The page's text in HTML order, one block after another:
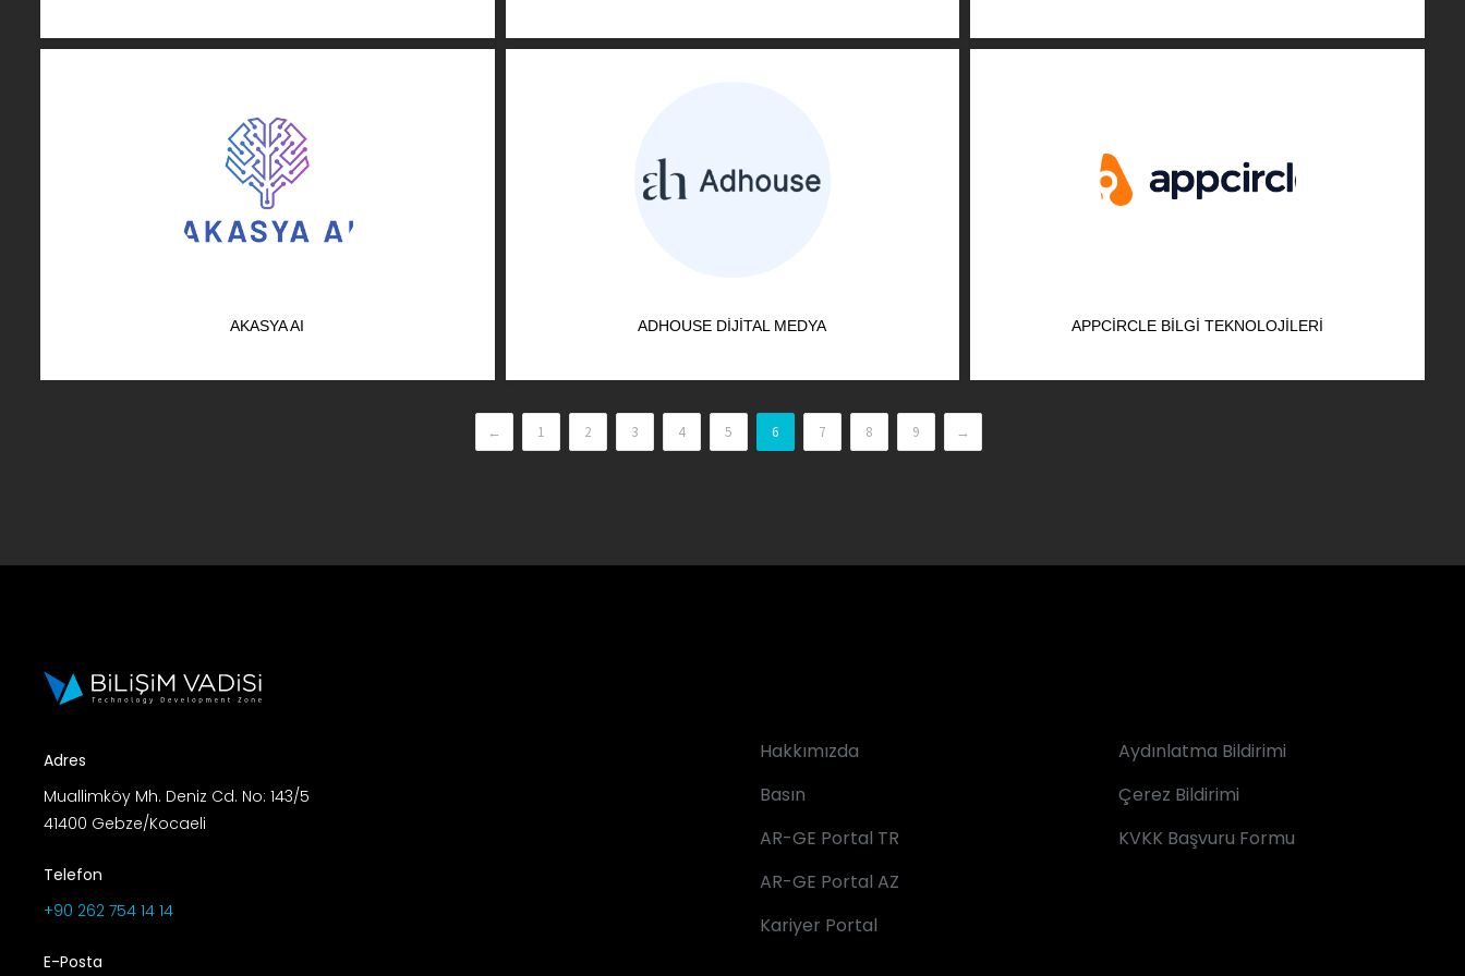
AKASYA AI ADHOUSE DIJITAL MEDYA APPCIRCLE BILGI TEKNOLOJILERI
← 1 2 3 4 5 6 7 8 9 →
Adres
Muallimköy Mh. Deniz Cd. No: 143/5
41400 Gebze/Kocaeli
Telefon
+90 262 754 14 14
E-Posta
Hakkımızda
Basın
AR-GE Portal TR
AR-GE Portal AZ
Kariyer Portal
Aydınlatma Bildirimi
Çerez Bildirimi
KVKK Başvuru Formu